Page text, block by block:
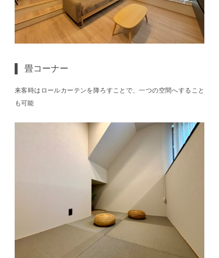
畳コーナー
来客時はロールカーテンを降ろすことで、一つの空間へすること
も可能